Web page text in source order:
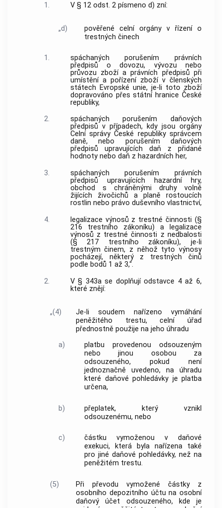
1.
V § 12 odst. 2 písmeno d) zní:
„d)
pověřené celní orgány v řízení o
trestných činech
1.
spáchaných porušením právních
předpisů o dovozu, vývozu nebo
průvozu zboží a právních předpisů při
umístění a pořízení zboží v členských
státech Evropské unie, je-li toto zboží
dopravováno přes státní hranice České
republiky,
2.
spáchaných porušením daňových
předpisů v případech, kdy jsou orgány
Celní správy České republiky správcem
daně, nebo porušením daňových
předpisů upravujících daň z přidané
hodnoty nebo daň z hazardních her,
3.
spáchaných porušením právních
předpisů upravujících hazardní hry,
obchod s chráněnými druhy volně
žijících živočichů a planě rostoucích
rostlin nebo právo duševního vlastnictví,
4.
legalizace výnosů z trestné činnosti (§
216 trestního zákoníku) a legalizace
výnosů z trestné činnosti z nedbalosti
(§ 217 trestního zákoníku), je-li
trestným činem, z něhož tyto výnosy
pocházejí, některý z trestných činů
podle bodů 1 až 3,“.
2.
V § 343a se doplňují odstavce 4 až 6,
které znějí:
„(4)
Je-li soudem nařízeno vymáhání
peněžitého trestu, celní úřad
přednostně použije na jeho úhradu
a)
platbu provedenou odsouzeným
nebo jinou osobou za
odsouzeného, pokud není
jednoznačně uvedeno, na úhradu
které daňové pohledávky je platba
určena,
b)
přeplatek, který vznikl
odsouzenému, nebo
c)
částku vymoženou v daňové
exekuci, která byla nařízena také
pro jiné daňové pohledávky, než na
peněžitém trestu.
(5)
Při převodu vymožené částky z
osobního depozitního účtu na osobní
daňový účet odsouzeného, kde je